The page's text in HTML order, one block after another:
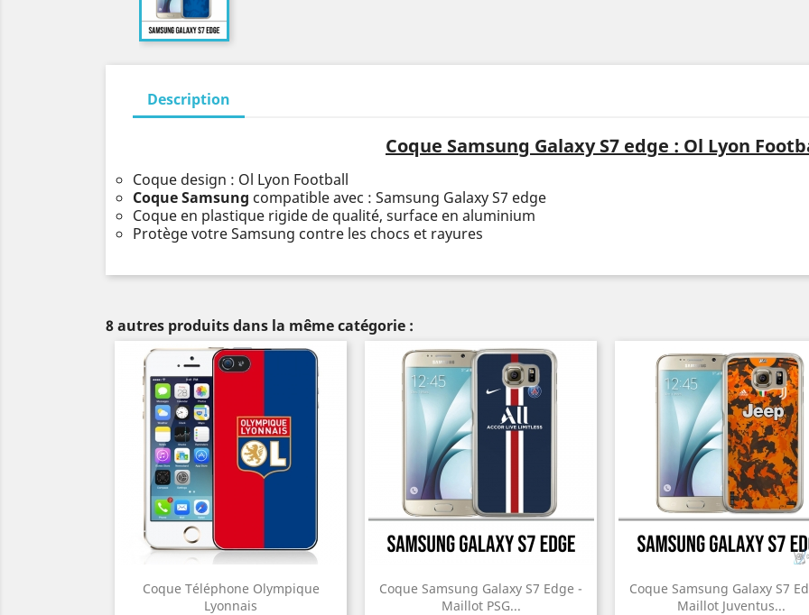
Description
Coque Samsung Galaxy S7 edge : Ol Lyon
Coque design : Ol Lyon Football
Coque Samsung compatible avec : Samsung Galaxy S7 edge
Coque en plastique rigide de qualité, surface en aluminium
Protège votre Samsung contre les chocs et rayures
8 autres produits dans la même catégorie :
Coque Téléphone Olympique
Lyonnais
Coque Samsung Galaxy S7 Edge -
Maillot PSG...
Coque Samsung Galaxy S7
Maillot Juventus...